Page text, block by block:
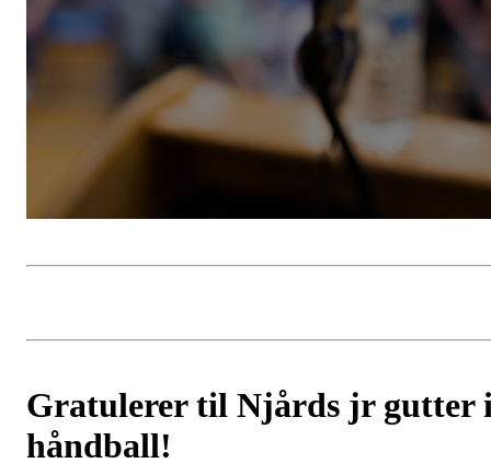
Gratulerer til Njårds jr gutter
håndball!